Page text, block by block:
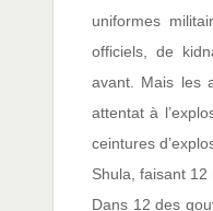
uniformes
officiels, de
avant. Mais les
attentat à
ceintures
Shula, faisant 12
Dans 12 des